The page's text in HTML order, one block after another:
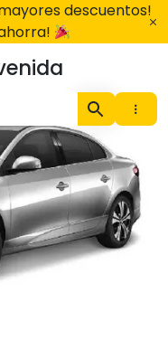
descuentos!